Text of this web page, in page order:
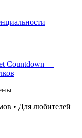
Countdown —
• Для любителей